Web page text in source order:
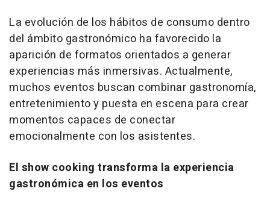
La evolución de los hábitos de consumo dentro
del ámbito gastronómico ha favorecido la
aparición de formatos orientados a generar
experiencias más inmersivas. Actualmente,
muchos eventos buscan combinar gastronomía,
entretenimiento y puesta en escena para crear
momentos capaces de conectar
emocionalmente con los asistentes.
El show cooking transforma la experiencia
gastronómica en los eventos